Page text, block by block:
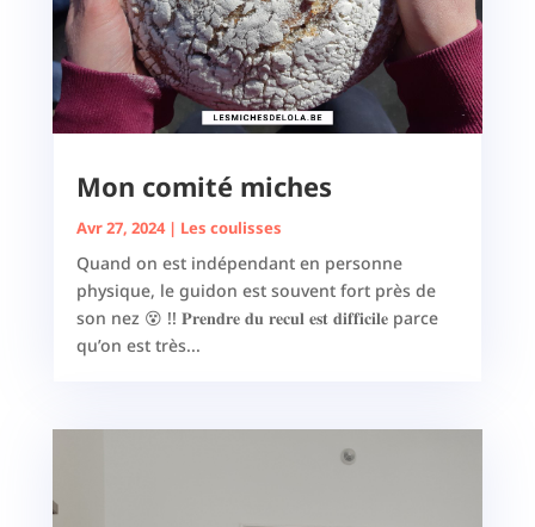
Mon comité miches
Avr 27, 2024| Les coulisses
Quand on est indépendant en personne
physique, le guidon est souvent fort près de
son nez 😵 !! 𝐏𝐫𝐞𝐧𝐝𝐫𝐞 𝐝𝐮 𝐫𝐞𝐜𝐮𝐥 𝐞𝐬𝐭 𝐝𝐢𝐟𝐟𝐢𝐜𝐢𝐥𝐞 parce
qu’on est très...